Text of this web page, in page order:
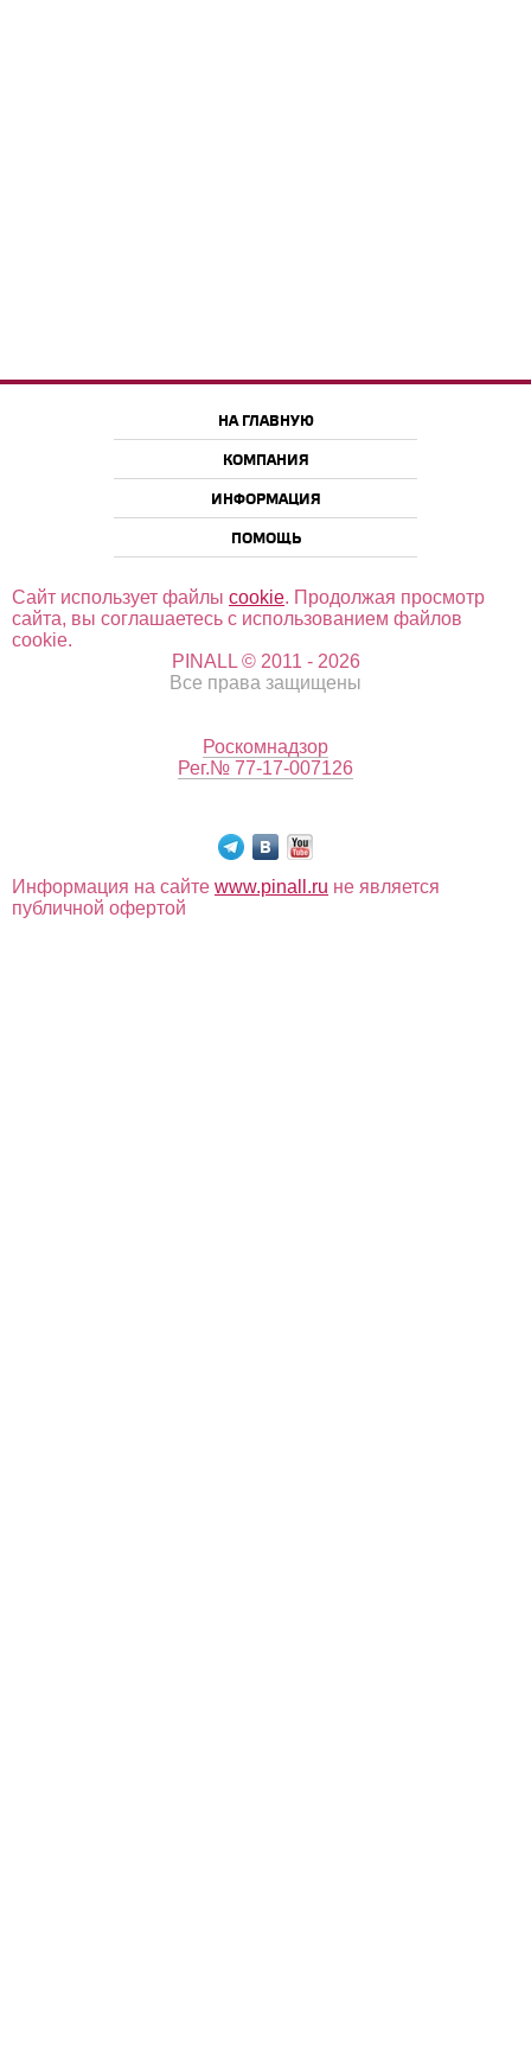
НА ГЛАВНУЮ
КОМПАНИЯ
ИНФОРМАЦИЯ
ПОМОЩЬ
Сайт использует файлы cookie. Продолжая просмотр
сайта, вы соглашаетесь с использованием файлов
cookie.
PINALL © 2011 - 2026
Все права защищены
Роскомнадзор
Рег.№ 77-17-007126
Информация на сайте www.pinall.ru не является
публичной офертой